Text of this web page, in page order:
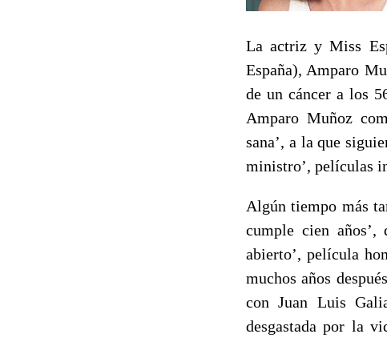
La actriz y Miss
España), Amparo
de un cáncer a los
Amparo Muñoz
sana’, a la que
ministro’, películas
Algún tiempo más
cumple cien años’,
abierto’, película
muchos años
con Juan Luis
desgastada por la